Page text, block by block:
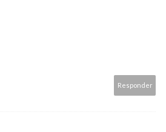
Responder